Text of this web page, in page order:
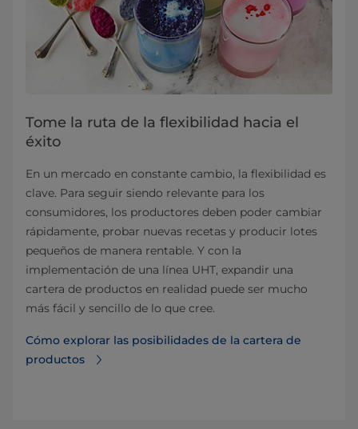
Tome la ruta de la flexibilidad hacia el
éxito
En un mercado en constante cambio, la flexibilidad es
clave. Para seguir siendo relevante para los
consumidores, los productores deben poder cambiar
rápidamente, probar nuevas recetas y producir lotes
pequeños de manera rentable. Y con la
implementación de una línea UHT, expandir una
cartera de productos en realidad puede ser mucho
más fácil y sencillo de lo que cree.
Cómo explorar las posibilidades de la cartera de
productos